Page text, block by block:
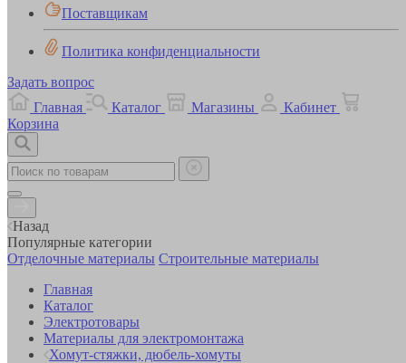
Поставщикам
Политика конфиденциальности
Задать вопрос
Главная
Каталог Магазины
Кабинет
Корзина
Назад
Популярные категории
Отделочные материалы Строительные материалы
Главная
Каталог
Электротовары
Материалы для электромонтажа
Хомут-стяжки, дюбель-хомуты